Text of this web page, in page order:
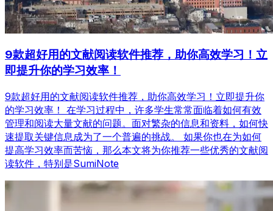
9款超好用的文献阅读软件推荐，助你高效学习！立
即提升你的学习效率！
9款超好用的文献阅读软件推荐，助你高效学习！立即提升你
的学习效率！ 在学习过程中，许多学生常常面临着如何有效
管理和阅读大量文献的问题。面对繁杂的信息和资料，如何快
速提取关键信息成为了一个普遍的挑战。 如果你也在为如何
提高学习效率而苦恼，那么本文将为你推荐一些优秀的文献阅
读软件，特别是SumiNote